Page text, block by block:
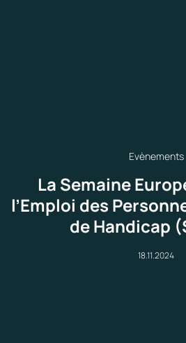
Evènements
La Semaine
l’Emploi des
de Handicap
18.11.2024